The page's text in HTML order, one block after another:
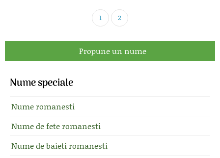
1 2
Propune un nume
Nume speciale
Nume romanesti
Nume de fete romanesti
Nume de baieti romanesti